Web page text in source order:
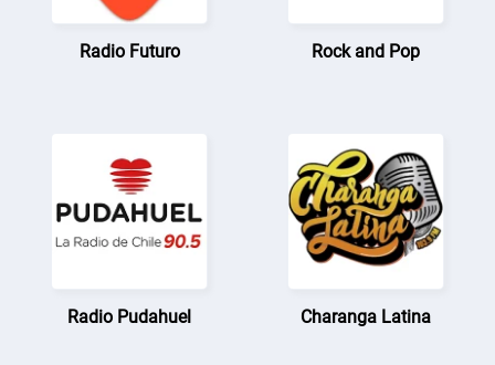
Radio Futuro Rock and Pop
Radio Pudahuel Charanga Latina